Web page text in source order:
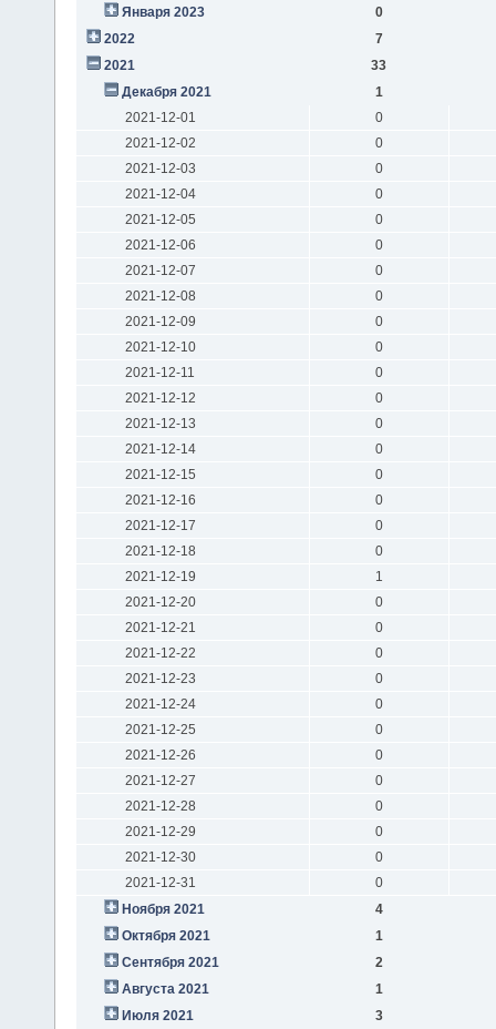
Января 2023
0
2022
7
2021
33
Декабря 2021
1
2021-12-01
0
2021-12-02
0
2021-12-03
0
2021-12-04
0
2021-12-05
0
2021-12-06
0
2021-12-07
0
2021-12-08
0
2021-12-09
0
2021-12-10
0
2021-12-11
0
2021-12-12
0
2021-12-13
0
2021-12-14
0
2021-12-15
0
2021-12-16
0
2021-12-17
0
2021-12-18
0
2021-12-19
1
2021-12-20
0
2021-12-21
0
2021-12-22
0
2021-12-23
0
2021-12-24
0
2021-12-25
0
2021-12-26
0
2021-12-27
0
2021-12-28
0
2021-12-29
0
2021-12-30
0
2021-12-31
0
Ноября 2021
4
Октября 2021
1
Сентября 2021
2
Августа 2021
1
Июля 2021
3